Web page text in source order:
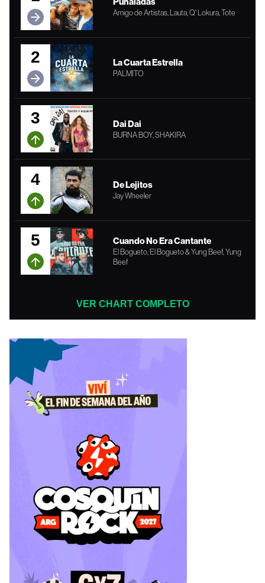
Amigo de Artistas, Lauta, Q' Lokura, Tote
2 La Cuarta Estrella
PALMITO
3 Dai Dai
BURNA BOY, SHAKIRA
4 De Lejitos
Jay Wheeler
5 Cuando No Era Cantante
El Bogueto, El Bogueto & Yung Beef, Yung
Beef
VER CHART COMPLETO